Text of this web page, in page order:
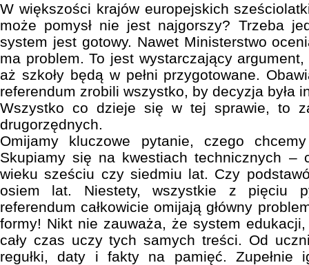
W większości krajów europejskich
może pomysł nie jest najgorszy? Trzeba
system jest gotowy. Nawet Ministerstwo
ma problem. To jest wystarczający
aż szkoły będą w pełni przygotowane.
referendum zrobili wszystko, by decyzja była
Wszystko co dzieje się w tej sprawie, to
drugorzędnych.
Omijamy kluczowe pytanie, czego
Skupiamy się na kwestiach technicznych –
wieku sześciu czy siedmiu lat. Czy
osiem lat. Niestety, wszystkie z pięciu
referendum całkowicie omijają główny
formy! Nikt nie zauważa, że system
cały czas uczy tych samych treści. Od
regułki, daty i fakty na pamięć. Zupełnie